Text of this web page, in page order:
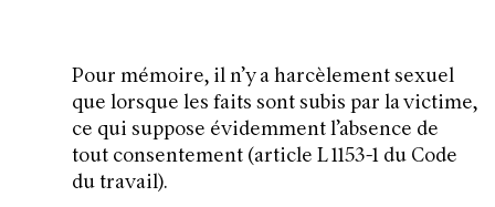
Pour mémoire, il n’y a harcèlement sexuel
que lorsque les faits sont subis par la victime,
ce qui suppose évidemment l’absence de
tout consentement (article L 1153-1 du Code
du travail).